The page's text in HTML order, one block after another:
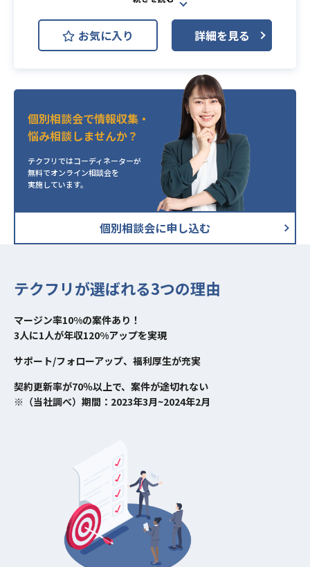
MariaDB
システム開発部門のリーダー、マネ
いただきます。
現在完全外注で進んでおりますが、
今後はあなたを中心に自社のエンジ
ニアチームを立上げて頂くことにな
ります！
プロダクトのコントロールを含め、
ともに内製化を進めていただける旗
手たる技術的リーダーを募集してお
ります。
新設チームのリーダー、マネジャー
できます。採用や育成・組織活性に
特化したコンサルティングファーム
であるため、採用・育成未経験の方
でも問題ありません。
・開発スタイル・主要技術の選定と
その実行
・プロダクト開発に関連する技術選
プとマネジメント
・開発出力を最大化するための環境
やツールの選定と導入、文化の浸透
・エピックやユーザーストーリーが
安定的に生まれ、実行され、振り返
えれる仕組み化と継続した実施
お気に入り 詳細を見る
個別相談会で情報収集・
悩み相談しませんか？
テクフリではコーディネーターが
無料でオンライン相談会を
実施しています。
個別相談会に申し込む
テクフリが選ばれる3つの理由
マージン率10%の案件あり！
3人に1人が年収120%アップを実現
サポート/フォローアップ、福利厚生が充実
契約更新率が70％以上で、案件が途切れない
※（当社調べ）期間：2023年3月~2024年2月